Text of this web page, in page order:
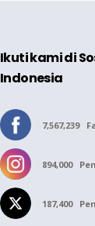
Ikuti kami di
Indonesia
7,567,239
894,000
187,400